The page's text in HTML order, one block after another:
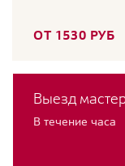
ОТ 1530 РУБ
Выезд
В течение часа